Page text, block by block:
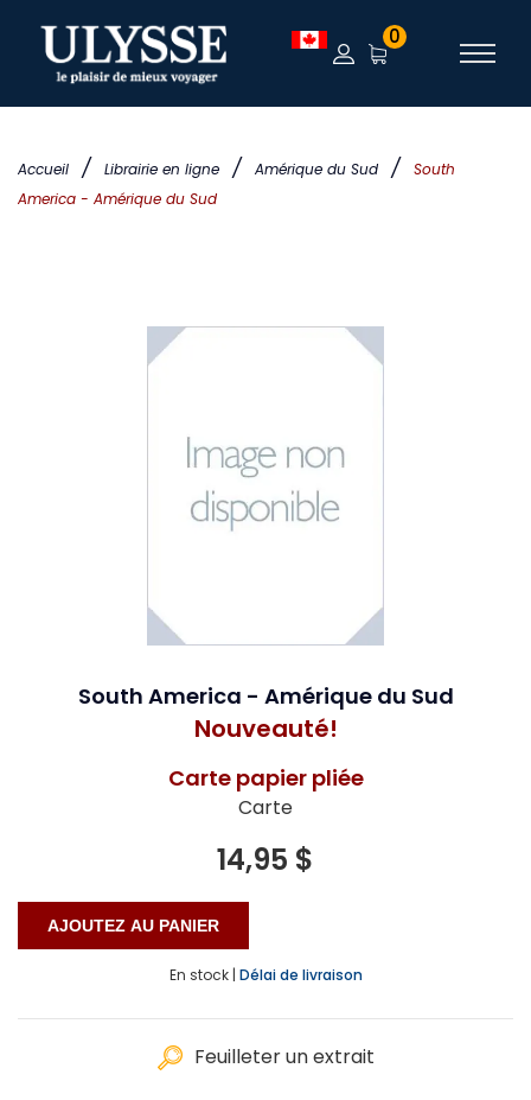
Accueil / Librairie en ligne / Amérique du Sud /
South
America - Amérique du Sud
0
South America - Amérique du Sud
Nouveauté!
Carte papier pliée
Carte
14,95 $
En stock | Délai de livraison
Feuilleter un extrait